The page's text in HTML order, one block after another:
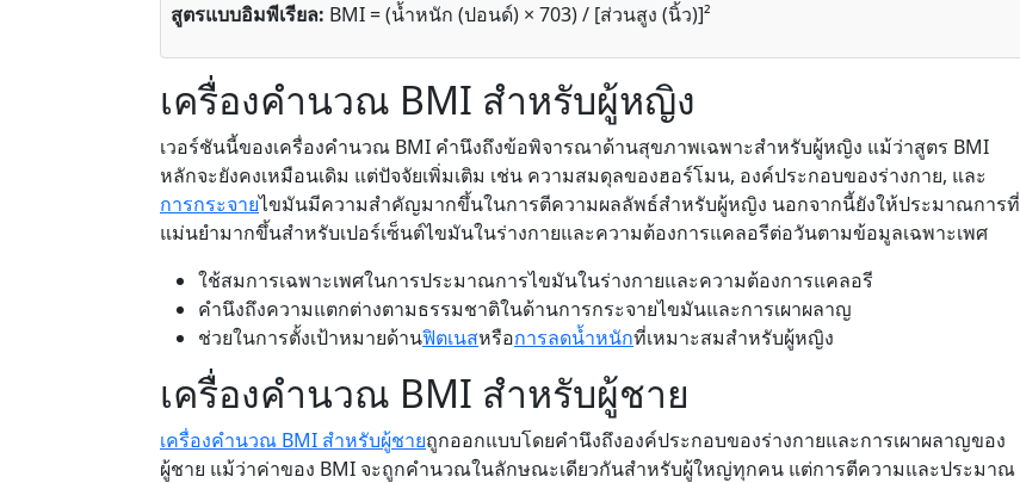
สูตรแบบอิมพีเรียล: BMI = (น้ำหนัก (ปอนด์) × 703) / [ส่วนสูง (นิ้ว)]²
เครื่องคำนวณ BMI สำหรับผู้หญิง
เวอร์ชันนี้ของเครื่องคำนวณ BMI คำนึงถึงข้อพิจารณาด้านสุขภาพเฉพาะสำหรับผู้หญิง แม้ว่าสูตร BMI
หลักจะยังคงเหมือนเดิม แต่ปัจจัยเพิ่มเติม เช่น ความสมดุลของฮอร์โมน, องค์ประกอบของร่างกาย, และ
การกระจายไขมันมีความสำคัญมากขึ้นในการตีความผลลัพธ์สำหรับผู้หญิง นอกจากนี้ยังให้ประมาณการที่
แม่นยำมากขึ้นสำหรับเปอร์เซ็นต์ไขมันในร่างกายและความต้องการแคลอรีต่อวันตามข้อมูลเฉพาะเพศ
ใช้สมการเฉพาะเพศในการประมาณการไขมันในร่างกายและความต้องการแคลอรี
คำนึงถึงความแตกต่างตามธรรมชาติในด้านการกระจายไขมันและการเผาผลาญ
ช่วยในการตั้งเป้าหมายด้านฟิตเนสหรือการลดน้ำหนักที่เหมาะสมสำหรับผู้หญิง
เครื่องคำนวณ BMI สำหรับผู้ชาย
เครื่องคำนวณ BMI สำหรับผู้ชายถูกออกแบบโดยคำนึงถึงองค์ประกอบของร่างกายและการเผาผลาญของ
ผู้ชาย แม้ว่าค่าของ BMI จะถูกคำนวณในลักษณะเดียวกันสำหรับผู้ใหญ่ทุกคน แต่การตีความและประมาณ